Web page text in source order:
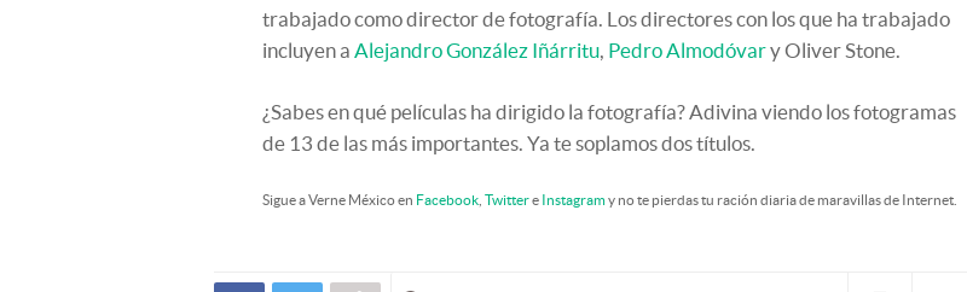
trabajado como director de fotografía. Los directores con los que ha trabajado
incluyen a Alejandro González Iñárritu, Pedro Almodóvary Oliver Stone.
¿Sabes en qué películas ha dirigido la fotografía? Adivina viendo los fotogramas
de 13 de las más importantes. Ya te soplamos dos títulos.
Sigue a Verne México en Facebook Twittere Instagramy no te pierdas tu ración diaria de maravillas de Internet.